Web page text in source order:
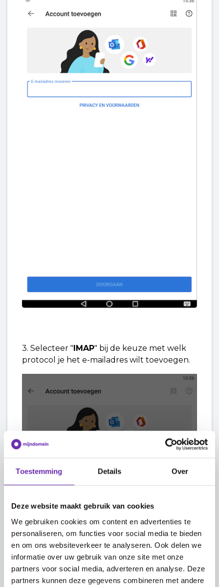
Toestemming Details Over
Deze website maakt gebruik van cookies
We gebruiken cookies om content en advertenties te
personaliseren, om functies voor social media te bieden
en om ons websiteverkeer te analyseren. Ook delen we
informatie over uw gebruik van onze site met onze
partners voor social media, adverteren en analyse. Deze
partners kunnen deze gegevens combineren met andere
3. Selecteer " IMAP" bij de keuze met welk
protocol je het e-mailadres wilt toevoegen.